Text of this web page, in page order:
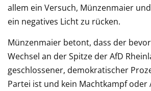
allem ein Versuch, Münzenmaier
ein negatives Licht zu rücken.
Münzenmaier betont, dass der
Wechsel an der Spitze der AfD
geschlossener, demokratischer
Partei ist und kein Machtkampf